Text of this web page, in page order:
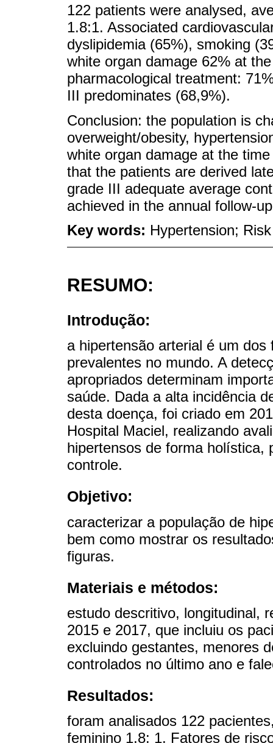
122 patients were analysed,
1.8:1. Associated
dyslipidemia (65%), smoking
white organ damage 62% at
pharmacological treatment:
III predominates (68,9%).
Conclusion: the population is
overweight/obesity,
white organ damage at the
that the patients are derived
grade III adequate average
achieved in the annual follow-
Key words: Hypertension;
RESUMO:
Introdução:
a hipertensão arterial é um
prevalentes no mundo. A
apropriados determinam
saúde. Dada a alta incidência
desta doença, foi criado em
Hospital Maciel, realizando
hipertensos de forma holística,
controle.
Objetivo:
caracterizar a população de
bem como mostrar os
figuras.
Materiais e métodos:
estudo descritivo, longitudinal,
2015 e 2017, que incluiu os
excluindo gestantes, menores
controlados no último ano e
Resultados:
foram analisados 122
feminino 1,8: 1. Fatores de